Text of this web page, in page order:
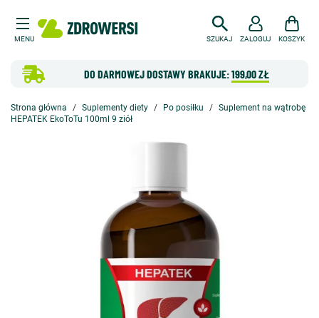
MENU SZUKAJ
DO DARMOWEJ DOSTAWY BRAKUJE:199,00 ZŁ
ZALOGUJ KOSZYK
Strona główna Suplementy diety Po posiłku
Suplement na wątrobę
HEPATEK EkoToTu 100ml 9 ziół